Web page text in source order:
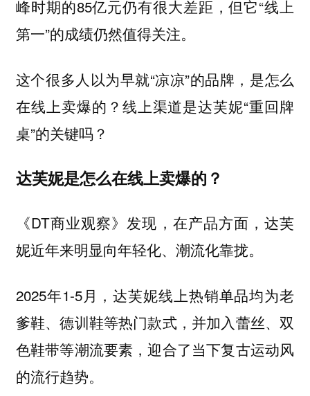
峰时期的85亿元仍有很大差距，但它“线上
第一”的成绩仍然值得关注。
这个很多人以为早就“凉凉”的品牌，是怎么
在线上卖爆的？线上渠道是达芙妮“重回牌
桌”的关键吗？
达芙妮是怎么在线上卖爆的？
《DT商业观察》发现， 在产品方面，达芙
妮近年来明显向年轻化、潮流化靠拢。
2025年1-5月，达芙妮线上热销单品均为老
爹鞋、德训鞋等热门款式，并加入蕾丝、双
色鞋带等潮流要素，迎合了当下复古运动风
的流行趋势。